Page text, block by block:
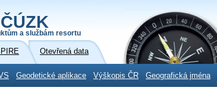
a službám resortu
Otevřená data
Geodetické aplikace Výškopis ČR Geografická jména